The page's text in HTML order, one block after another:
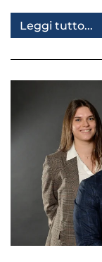
Leggi tutto...